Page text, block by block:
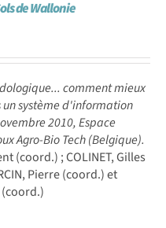
de Wallonie
comment mieux
un système d'information
2010, Espace
Agro-Bio Tech (Belgique).
(coord.) ; COLINET, Gilles
Pierre (coord.) et
(coord.)